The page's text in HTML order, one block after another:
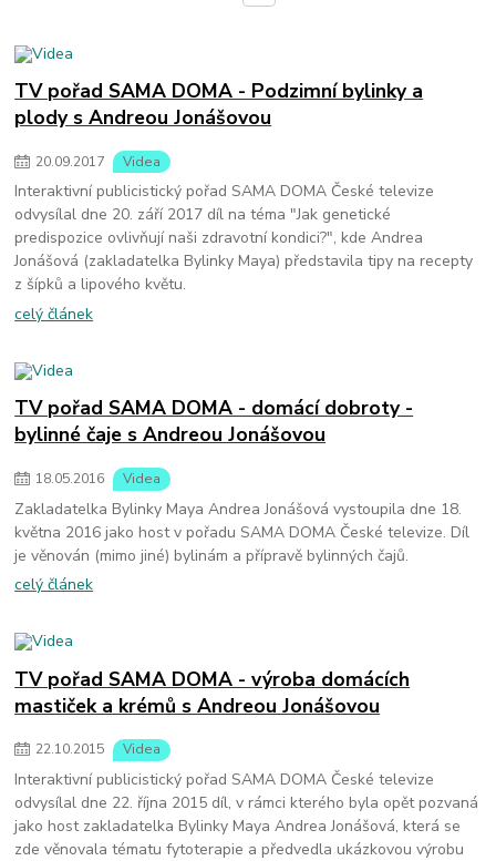
TV pořad SAMA DOMA - Podzimní bylinky a
plody s Andreou Jonášovou
20.09.2017 Videa
Interaktivní publicistický pořad SAMA DOMA České televize
odvysílal dne 20. září 2017 díl na téma "Jak genetické
predispozice ovlivňují naši zdravotní kondici?", kde Andrea
Jonášová (zakladatelka Bylinky Maya) představila tipy na recepty
z šípků a lipového květu.
celý článek
TV pořad SAMA DOMA - domácí dobroty -
bylinné čaje s Andreou Jonášovou
18.05.2016 Videa
Zakladatelka Bylinky Maya Andrea Jonášová vystoupila dne 18.
května 2016 jako host v pořadu SAMA DOMA České televize. Díl
je věnován (mimo jiné) bylinám a přípravě bylinných čajů.
celý článek
TV pořad SAMA DOMA - výroba domácích
mastiček a krémů s Andreou Jonášovou
22.10.2015 Videa
Interaktivní publicistický pořad SAMA DOMA České televize
odvysílal dne 22. října 2015 díl, v rámci kterého byla opět pozvaná
jako host zakladatelka Bylinky Maya Andrea Jonášová, která se
zde věnovala tématu fytoterapie a předvedla ukázkovou výrobu